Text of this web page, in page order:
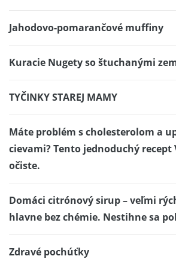
Jahodovo-pomarančové muffiny
Kuracie Nugety so štuchanými
TYČINKY STAREJ MAMY
Máte problém s cholesterolom a
cievami? Tento jednoduchý recept
očiste.
Domáci citrónový sirup – veľmi
hlavne bez chémie. Nestihne sa
Zdravé pochúťky